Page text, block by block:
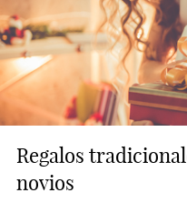
Regalos
novios